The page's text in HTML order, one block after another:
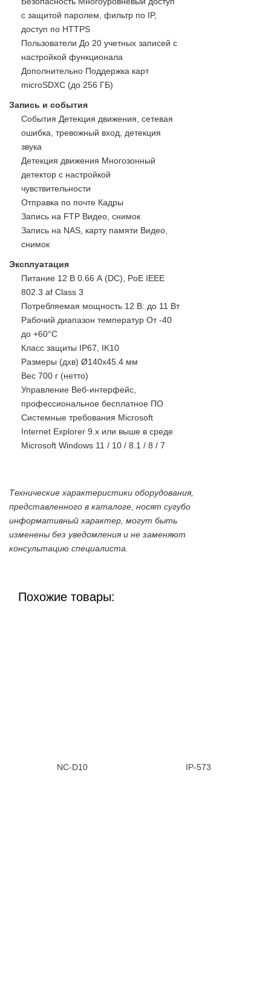
с защитой паролем, фильтр по IP,
доступ по HTTPS
Пользователи До 20 учетных записей с
настройкой функционала
Дополнительно Поддержка карт
microSDXC (до 256 ГБ)
Запись и события
События Детекция движения, сетевая
ошибка, тревожный вход, детекция
звука
Детекция движения Многозонный
детектор с настройкой
чувствительности
Отправка по почте Кадры
Запись на FTP Видео, снимок
Запись на NAS, карту памяти Видео,
снимок
Эксплуатация
Питание 12 В 0.66 А (DC), PoE IEEE
802.3 af Class 3
Потребляемая мощность 12 В: до 11 Вт
Рабочий диапазон температур От -40
до +60°С
Класс защиты IP67, IK10
Размеры (дхв) Ø140х45.4 мм
Вес 700 г (нетто)
Управление Веб-интерфейс,
профессиональное бесплатное ПО
Системные требования Microsoft
Internet Explorer 9.x или выше в среде
Microsoft Windows 11 / 10 / 8.1 / 8 / 7
Технические характеристики оборудования,
представленного в каталоге, носят сугубо
информативный характер, могут быть
изменены без уведомления и не заменяют
консультацию специалиста.
Похожие товары:
NC-D10 IP-573